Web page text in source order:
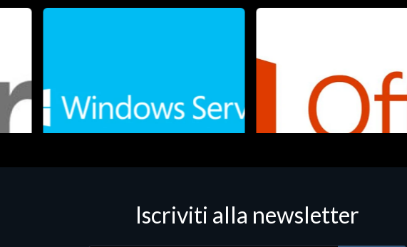
Software - Office Productivity Software - Office Productivity
Iscriviti alla newsletter